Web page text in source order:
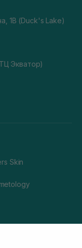
1В (Duck's Lake)
Экватор)
Skin